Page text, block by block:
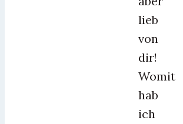
lieb
von
dir!
Womit
hab
ich